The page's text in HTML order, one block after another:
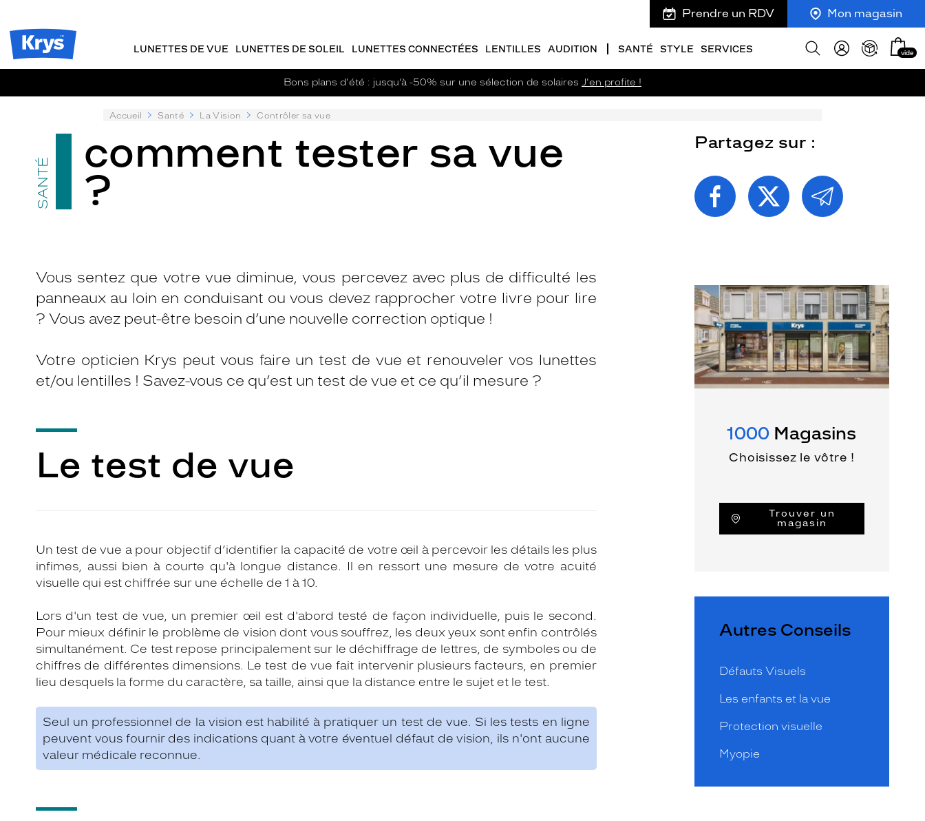
Opticien
Krys
Prendre un RDV Mon magasin
LUNETTES DE VUE LUNETTES DE SOLEIL LUNETTES CONNECTÉES LENTILLES AUDITION SANTÉ STYLE SERVICES
Afficher
Mon
panier
vide
Bons plans d'été : jusqu’à -50% sur une sélection de solaires J'en profite !
Accueil Santé La Vision Contrôler sa vue
SANTÉ
comment tester sa vue
?
Vous sentez que votre vue diminue, vous percevez avec plus de difficulté les
panneaux au loin en conduisant ou vous devez rapprocher votre livre pour lire
? Vous avez peut-être besoin d’une nouvelle correction optique !
Votre opticien Krys peut vous faire un test de vue et renouveler vos lunettes
et/ou lentilles ! Savez-vous ce qu’est un test de vue et ce qu’il mesure ?
Le test de vue
Un test de vue a pour objectif d’identifier la capacité de votre œil à percevoir les détails les plus
infimes, aussi bien à courte qu'à longue distance. Il en ressort une mesure de votre acuité
visuelle qui est chiffrée sur une échelle de 1 à 10.
Lors d'un test de vue, un premier œil est d'abord testé de façon individuelle, puis le second.
Pour mieux définir le problème de vision dont vous souffrez, les deux yeux sont enfin contrôlés
simultanément. Ce test repose principalement sur le déchiffrage de lettres, de symboles ou de
chiffres de différentes dimensions. Le test de vue fait intervenir plusieurs facteurs, en premier
lieu desquels la forme du caractère, sa taille, ainsi que la distance entre le sujet et le test.
Seul un professionnel de la vision est habilité à pratiquer un test de vue. Si les tests en ligne
peuvent vous fournir des indications quant à votre éventuel défaut de vision, ils n'ont aucune
valeur médicale reconnue.
Partagez sur :
PARTAGEZ
CETTE
PAGE
SUR
FACEBOOK
PARTAGEZ
CETTE
PAGE
SUR
TWITTER
PARTAGEZ
CETTE
PAGE
PAR
E-
1000 Magasins
Choisissez le vôtre !
Trouver un
magasin
Autres Conseils
Défauts Visuels
Les enfants et la vue
Protection visuelle
Myopie